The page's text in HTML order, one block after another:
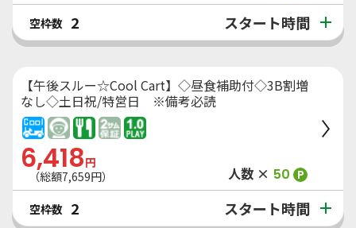
空枠数 2 スタート時間
【午後スルー☆Cool Cart】◇昼食補助付◇3B割増
なし◇土日祝/特営日 ※備考必読
6,418円
（総額7,659円） 人数 × 50 P
空枠数 2 スタート時間